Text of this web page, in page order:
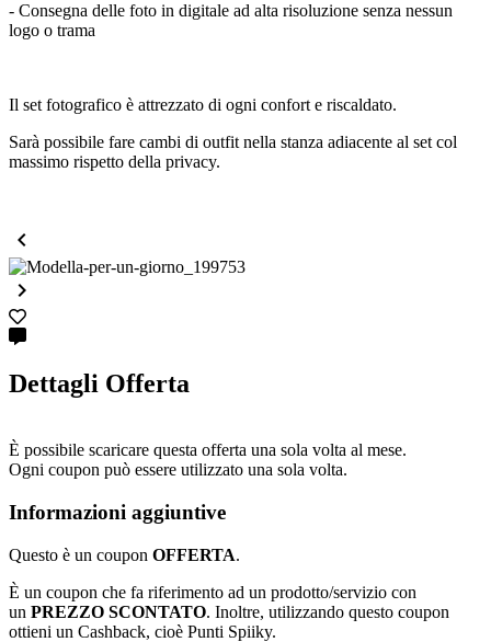
- Consegna delle foto in digitale ad alta risoluzione senza nessun
logo o trama
Il set fotografico è attrezzato di ogni confort e riscaldato.
Sarà possibile fare cambi di outfit nella stanza adiacente al set col
massimo rispetto della privacy.


Dettagli Offerta
È possibile scaricare questa offerta una sola volta al mese.
Ogni coupon può essere utilizzato una sola volta.
Informazioni aggiuntive
Questo è un coupon OFFERTA.
È un coupon che fa riferimento ad un prodotto/servizio con
un PREZZO SCONTATO. Inoltre, utilizzando questo coupon
ottieni un Cashback, cioè Punti Spiiky.